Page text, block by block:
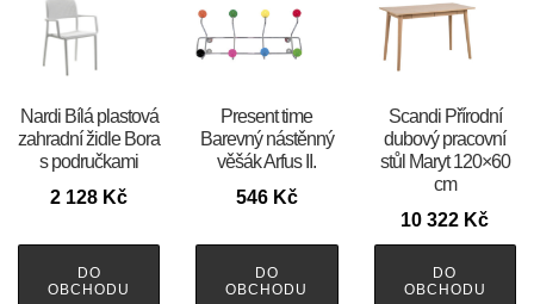
Nardi Bílá plastová
zahradní židle Bora
s područkami
2 128 Kč
DO
OBCHODU
Present time
Barevný nástěnný
věšák Arfus II.
546 Kč
DO
OBCHODU
Scandi Přírodní
dubový pracovní
stůl Maryt 120×60
cm
10 322 Kč
DO
OBCHODU